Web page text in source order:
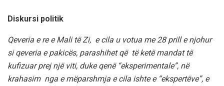
Diskursi politik
Qeveria e re e Mali të Zi, e cila u votua me 28 prill e njohur
si qeveria e pakicës, parashihet që të ketë mandat të
kufizuar prej një viti, duke qenë “eksperimentale”, në
krahasim nga e mëparshmja e cila ishte e “ekspertëve”, e